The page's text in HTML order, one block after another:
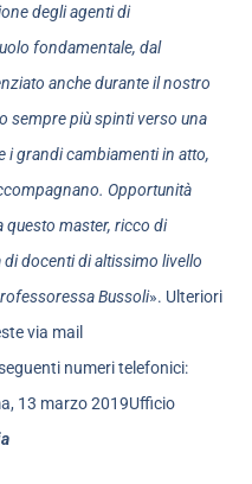
degli agenti di
fondamentale, dal
anche durante il nostro
sempre più spinti verso una
i grandi cambiamenti in atto,
Opportunità
questo master, ricco di
docenti di altissimo livello
Bussoli». Ulteriori
via mail
numeri telefonici:
13 marzo 2019Ufficio